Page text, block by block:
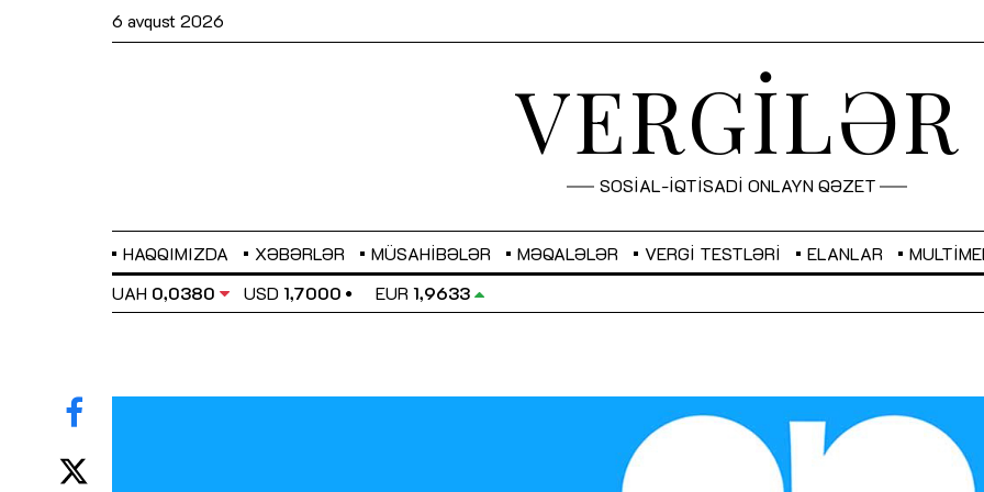
6 avqust 2026
VERGİLƏR
SOSİAL-İQTİSADİ ONLAYN QƏZET
HAQQIMIZDA XƏBƏRLƏR MÜSAHIBƏLƏR MƏQALƏLƏR VERGI TESTLƏRI ELANLAR
UAH 0,0380 USD 1,7000 EUR 1,9633
Sahibkarlıq fəaliyyəti üçün inklüziv
imkanlar yaradan vergi təşviqləri
“Düzgün kommunikasiyanın
real iş və sistemli fəaliyyət
MÜSAHİBƏ